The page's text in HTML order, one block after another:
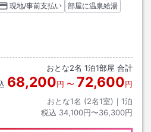
現地/事前支払い
部屋に温泉給湯
おとな2名 1泊1部屋 合計
68,200円 〜 72,600円
おとな1名 (2名1室)｜ 1泊
税込 34,100円〜36,300円